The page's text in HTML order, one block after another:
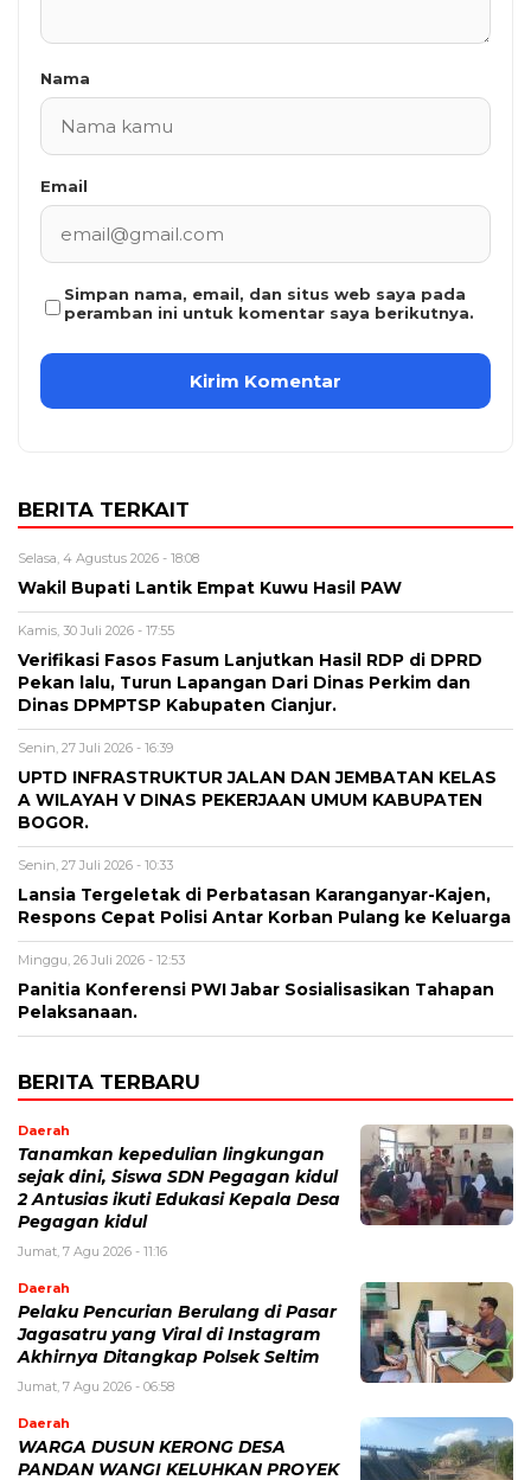
Nama
Email
Simpan nama, email, dan situs web saya pada
peramban ini untuk komentar saya berikutnya.
BERITA TERKAIT
Selasa, 4 Agustus 2026 - 18:08
Wakil Bupati Lantik Empat Kuwu Hasil PAW
Kamis, 30 Juli 2026 - 17:55
Verifikasi Fasos Fasum Lanjutkan Hasil RDP di DPRD
Pekan lalu, Turun Lapangan Dari Dinas Perkim dan
Dinas DPMPTSP Kabupaten Cianjur.
Senin, 27 Juli 2026 - 16:39
UPTD INFRASTRUKTUR JALAN DAN JEMBATAN KELAS
A WILAYAH V DINAS PEKERJAAN UMUM KABUPATEN
BOGOR.
Senin, 27 Juli 2026 - 10:33
Lansia Tergeletak di Perbatasan Karanganyar-Kajen,
Respons Cepat Polisi Antar Korban Pulang ke Keluarga
Minggu, 26 Juli 2026 - 12:53
Panitia Konferensi PWI Jabar Sosialisasikan Tahapan
Pelaksanaan.
BERITA TERBARU
Daerah
Tanamkan kepedulian lingkungan
sejak dini, Siswa SDN Pegagan kidul
2 Antusias ikuti Edukasi Kepala Desa
Pegagan kidul
Jumat, 7 Agu 2026 - 11:16
Daerah
Pelaku Pencurian Berulang di Pasar
Jagasatru yang Viral di Instagram
Akhirnya Ditangkap Polsek Seltim
Jumat, 7 Agu 2026 - 06:58
Daerah
WARGA DUSUN KERONG DESA
PANDAN WANGI KELUHKAN PROYEK